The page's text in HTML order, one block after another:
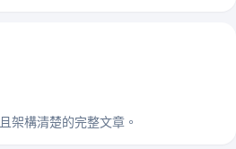
架構清楚的完整文章。